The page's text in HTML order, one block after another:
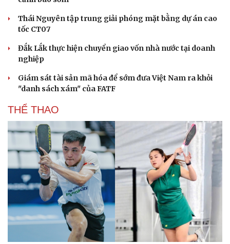
Du lịch
Tư vấn
Săn Tour
check-in
Podcast
Câu chuyện thời sự
Đọc truyện đêm khuya
Cửa sổ tình yêu
Kể chuyện cho bé
Hạt giống tâm hồn
Thái Nguyên tập trung giải phóng mặt bằng dự án cao
tốc CT07
Đắk Lắk thực hiện chuyển giao vốn nhà nước tại doanh
nghiệp
Giám sát tài sản mã hóa để sớm đưa Việt Nam ra khỏi
"danh sách xám" của FATF
THỂ THAO